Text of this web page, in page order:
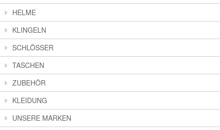
HELME
KLINGELN
SCHLÖSSER
TASCHEN
ZUBEHÖR
KLEIDUNG
UNSERE MARKEN